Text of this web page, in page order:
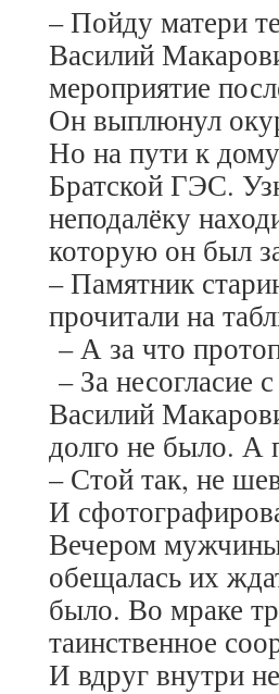
– Пойду матери
Василий
мероприятие
Он выплюнул
Но на пути к
Братской ГЭС.
неподалёку
которую он был
– Памятник
прочитали на
– А за что
– За несогласие
Василий
долго не было. А
– Стой так, не
И
Вечером
обещалась их
было. Во мраке
таинственное
И вдруг внутри